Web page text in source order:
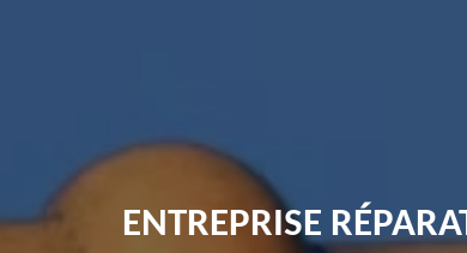
ENTREPRISE